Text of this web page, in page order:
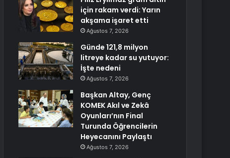
için rakam verdi: Yarın
akşama işaret etti
Ağustos 7, 2026
Günde 121,8 milyon
litreye kadar su yutuyor:
İşte nedeni
Ağustos 7, 2026
Başkan Altay, Genç
KOMEK Akıl ve Zekâ
Oyunları’nın Final
Turunda Öğrencilerin
Heyecanını Paylaştı
Ağustos 7, 2026